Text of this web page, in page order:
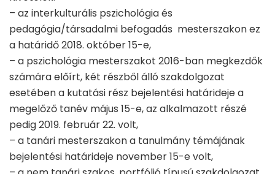
– az interkulturális pszichológia és
pedagógia/társadalmi befogadás mesterszakon ez
a határidő 2018. október 15-e,
– a pszichológia mesterszakot 2016-ban megkezdők
számára előírt, két részből álló szakdolgozat
esetében a kutatási rész bejelentési határideje a
megelőző tanév május 15-e, az alkalmazott részé
pedig 2019. február 22. volt,
– a tanári mesterszakon a tanulmány témájának
bejelentési határideje november 15-e volt,